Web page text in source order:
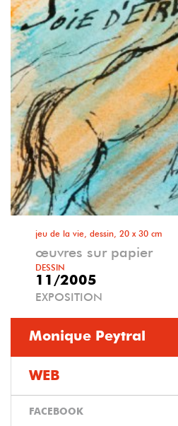
jeu de la vie, dessin, 20 x 30 cm
œuvres sur papier
DESSIN
11/2005
EXPOSITION
Monique Peytral
WEB
FACEBOOK